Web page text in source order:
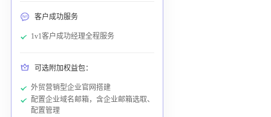
客户成功服务
1v1客户成功经理全程服务
可选附加权益包：
外贸营销型企业官网搭建
配置企业域名邮箱，含企业邮箱选取、
配置管理